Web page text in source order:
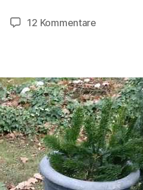
12 Kommentarezu
in
Berlin
(Fotos)